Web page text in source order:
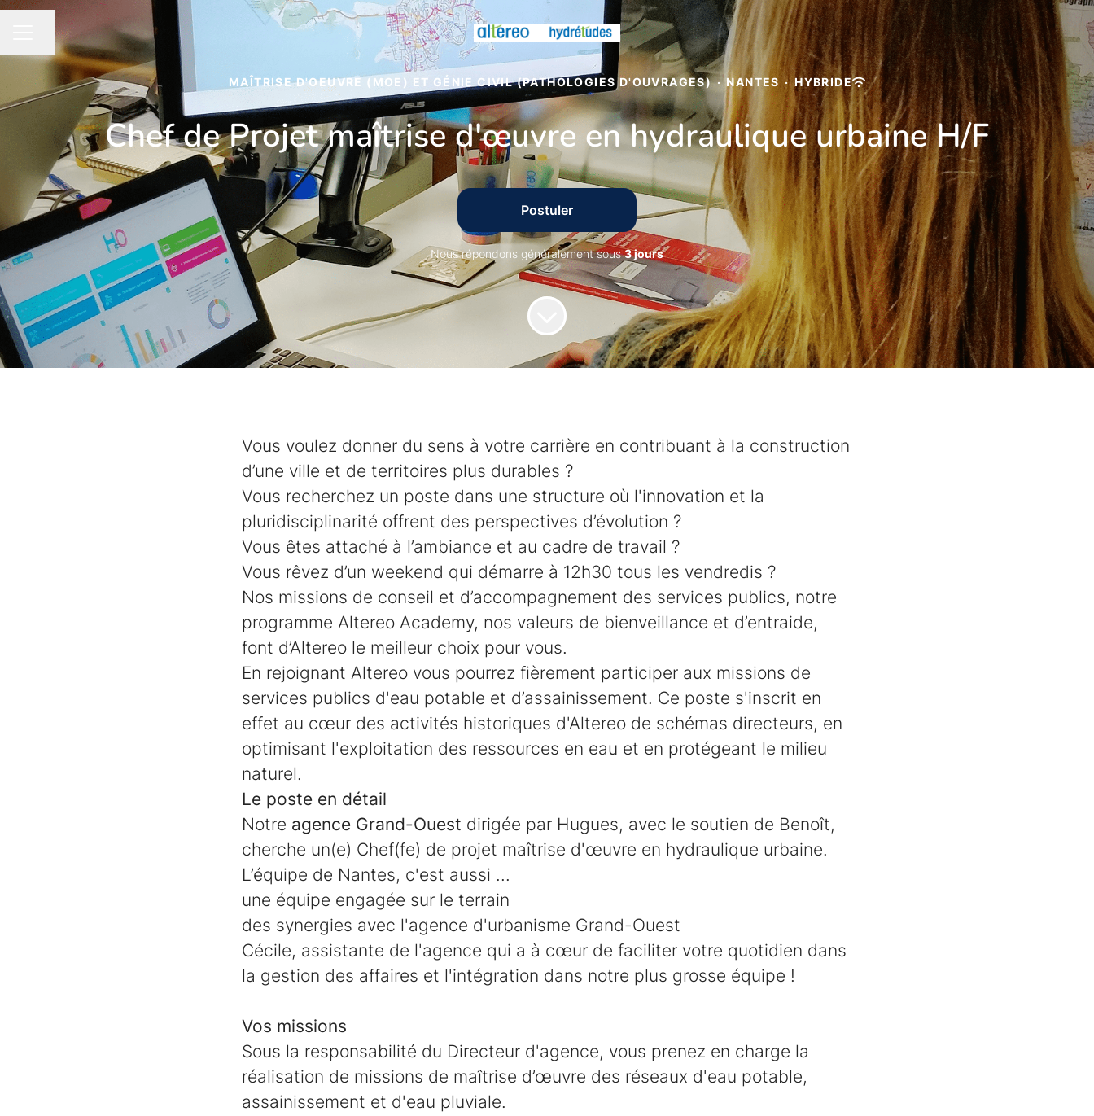
MENU CARRIÈRE
Partager la page
MAÎTRISE D'OEUVRE (MOE) ET GÉNIE CIVIL (PATHOLOGIES D'OUVRAGES) · NANTES · HYBRIDE
Chef de Projet maîtrise d'œuvre en hydraulique urbaine H/F
Postuler
Nous répondons généralement sous3 jours
Vous voulez donner du sens à votre carrière en contribuant à la construction
d’une ville et de territoires plus durables ?
Vous recherchez un poste dans une structure où l'innovation et la
pluridisciplinarité offrent des perspectives d’évolution ?
Vous êtes attaché à l’ambiance et au cadre de travail ?
Vous rêvez d’un weekend qui démarre à 12h30 tous les vendredis ?
Nos missions de conseil et d’accompagnement des services publics, notre
programme Altereo Academy, nos valeurs de bienveillance et d’entraide,
font d’Altereo le meilleur choix pour vous.
En rejoignant Altereo vous pourrez fièrement participer aux missions de
services publics d'eau potable et d’assainissement. Ce poste s'inscrit en
effet au cœur des activités historiques d'Altereo de schémas directeurs, en
optimisant l'exploitation des ressources en eau et en protégeant le milieu
naturel.
Le poste en détail
Notre agence Grand-Ouest dirigée par Hugues, avec le soutien de Benoît,
cherche un(e) Chef(fe) de projet maîtrise d'œuvre en hydraulique urbaine.
L’équipe de Nantes, c'est aussi ...
une équipe engagée sur le terrain
des synergies avec l'agence d'urbanisme Grand-Ouest
Cécile, assistante de l'agence qui a à cœur de faciliter votre quotidien dans
la gestion des affaires et l'intégration dans notre plus grosse équipe !
Vos missions
Sous la responsabilité du Directeur d'agence, vous prenez en charge la
réalisation de missions de maîtrise d’œuvre des réseaux d'eau potable,
assainissement et d'eau pluviale.